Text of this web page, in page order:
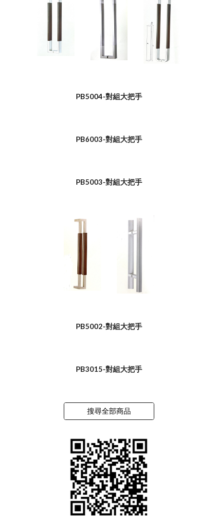
PB5004-對組大把手
PB6003-對組大把手
PB5003-對組大把手
PB5002-對組大把手
PB3015-對組大把手
搜尋全部商品